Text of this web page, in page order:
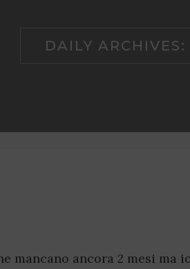
DAILY ARCHIVES:
mancano ancora 2 mesi ma